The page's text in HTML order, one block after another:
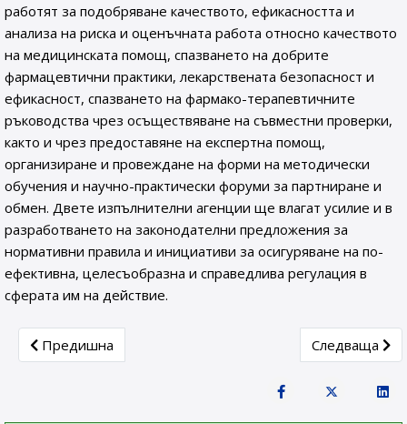
работят за подобряване качеството, ефикасността и
анализа на риска и оценъчната работа относно качеството
на медицинската помощ, спазването на добрите
фармацевтични практики, лекарствената безопасност и
ефикасност, спазването на фармако-терапевтичните
ръководства чрез осъществяване на съвместни проверки,
както и чрез предоставяне на експертна помощ,
организиране и провеждане на форми на методически
обучения и научно-практически форуми за партниране и
обмен. Двете изпълнителни агенции ще влагат усилие и в
разработването на законодателни предложения за
нормативни правила и инициативи за осигуряване на по-
ефективна, целесъобразна и справедлива регулация в
сферата им на действие.
Previous article: Среща на БОВЛ и ИАЛ с пациентски
Предишна Next article:
Следваща